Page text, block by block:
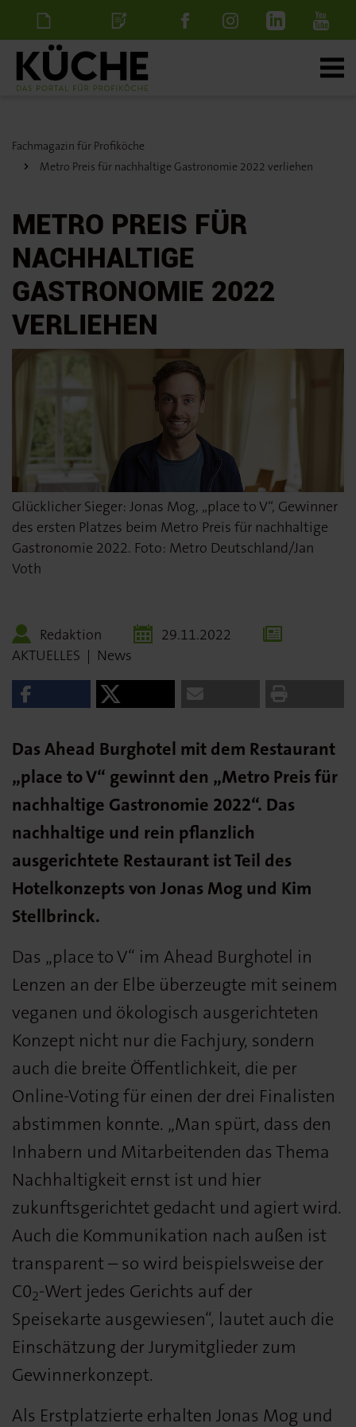
NewsletterStellenanzeige
Fachmagazin für Profiköche
Metro Preis für nachhaltige Gastronomie 2022 verliehen
METRO PREIS FÜR
NACHHALTIGE
GASTRONOMIE 2022
VERLIEHEN
Glücklicher Sieger: Jonas Mog, „place to V“, Gewinner
des ersten Platzes beim Metro Preis für nachhaltige
Gastronomie 2022. Foto: Metro Deutschland/Jan
Voth
Redaktion
29.11.2022
AKTUELLES | News
Das Ahead Burghotel mit dem Restaurant
„place to V“ gewinnt den „Metro Preis für
nachhaltige Gastronomie 2022“. Das
nachhaltige und rein pflanzlich
ausgerichtete Restaurant ist Teil des
Hotelkonzepts von Jonas Mog und Kim
Stellbrinck.
Das „place to V“ im Ahead Burghotel in
Lenzen an der Elbe überzeugte mit seinem
veganen und ökologisch ausgerichteten
Konzept nicht nur die Fachjury, sondern
auch die breite Öffentlichkeit, die per
Online-Voting für einen der drei Finalisten
abstimmen konnte. „Man spürt, dass den
Inhabern und Mitarbeitenden das Thema
Nachhaltigkeit ernst ist und hier
zukunftsgerichtet gedacht und agiert wird.
Auch die Kommunikation nach außen ist
transparent – so wird beispielsweise der
C02-Wert jedes Gerichts auf der
Speisekarte ausgewiesen“, lautet auch die
Einschätzung der Jurymitglieder zum
Gewinnerkonzept.
Als Erstplatzierte erhalten Jonas Mog und